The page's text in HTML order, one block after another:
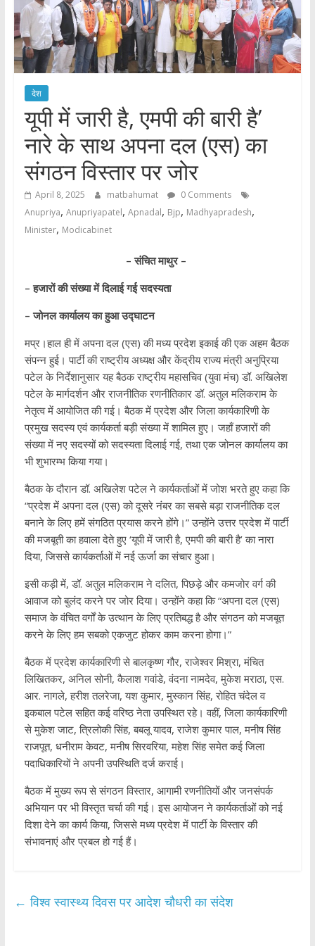
देश
यूपी में जारी है, एमपी की बारी है’
नारे के साथ अपना दल (एस) का
संगठन विस्तार पर जोर
April 8, 2025 matbahumat
0 Comments
Anupriya, Anupriyapatel, Apnadal, Bjp, Madhyapradesh,
Minister, Modicabinet
– संचित माथुर –
– हजारों की संख्या में दिलाई गई सदस्यता
– जोनल कार्यालय का हुआ उद्घाटन
मप्र।हाल ही में अपना दल (एस) की मध्य प्रदेश इकाई की एक अहम बैठक
संपन्न हुई। पार्टी की राष्ट्रीय अध्यक्ष और केंद्रीय राज्य मंत्री अनुप्रिया
पटेल के निर्देशानुसार यह बैठक राष्ट्रीय महासचिव (युवा मंच) डॉ. अखिलेश
पटेल के मार्गदर्शन और राजनीतिक रणनीतिकार डॉ. अतुल मलिकराम के
नेतृत्व में आयोजित की गई। बैठक में प्रदेश और जिला कार्यकारिणी के
प्रमुख सदस्य एवं कार्यकर्ता बड़ी संख्या में शामिल हुए। जहाँ हजारों की
संख्या में नए सदस्यों को सदस्यता दिलाई गई, तथा एक जोनल कार्यालय का
भी शुभारम्भ किया गया।
बैठक के दौरान डॉ. अखिलेश पटेल ने कार्यकर्ताओं में जोश भरते हुए कहा कि
“प्रदेश में अपना दल (एस) को दूसरे नंबर का सबसे बड़ा राजनीतिक दल
बनाने के लिए हमें संगठित प्रयास करने होंगे।” उन्होंने उत्तर प्रदेश में पार्टी
की मजबूती का हवाला देते हुए ‘यूपी में जारी है, एमपी की बारी है’ का नारा
दिया, जिससे कार्यकर्ताओं में नई ऊर्जा का संचार हुआ।
इसी कड़ी में, डॉ. अतुल मलिकराम ने दलित, पिछड़े और कमजोर वर्ग की
आवाज को बुलंद करने पर जोर दिया। उन्होंने कहा कि “अपना दल (एस)
समाज के वंचित वर्गों के उत्थान के लिए प्रतिबद्ध है और संगठन को मजबूत
करने के लिए हम सबको एकजुट होकर काम करना होगा।”
बैठक में प्रदेश कार्यकारिणी से बालकृष्ण गौर, राजेश्वर मिश्रा, मंचित
लिखितकर, अनिल सोनी, कैलाश गवांडे, वंदना नामदेव, मुकेश मराठा, एस.
आर. नागले, हरीश तलरेजा, यश कुमार, मुस्कान सिंह, रोहित चंदेल व
इकबाल पटेल सहित कई वरिष्ठ नेता उपस्थित रहे। वहीं, जिला कार्यकारिणी
से मुकेश जाट, त्रिलोकी सिंह, बबलू यादव, राजेश कुमार पाल, मनीष सिंह
राजपूत, धनीराम केवट, मनीष सिरवरिया, महेश सिंह समेत कई जिला
पदाधिकारियों ने अपनी उपस्थिति दर्ज कराई।
बैठक में मुख्य रूप से संगठन विस्तार, आगामी रणनीतियों और जनसंपर्क
अभियान पर भी विस्तृत चर्चा की गई। इस आयोजन ने कार्यकर्ताओं को नई
दिशा देने का कार्य किया, जिससे मध्य प्रदेश में पार्टी के विस्तार की
संभावनाएं और प्रबल हो गई हैं।
← विश्व स्वास्थ्य दिवस पर आदेश चौधरी का संदेश